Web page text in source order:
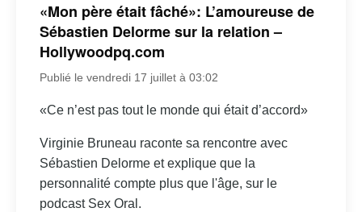
«Mon père était fâché»: L’amoureuse de
Sébastien Delorme sur la relation –
Hollywoodpq.com
Publié le vendredi 17 juillet à 03:02
«Ce n’est pas tout le monde qui était d’accord»
Virginie Bruneau raconte sa rencontre avec
Sébastien Delorme et explique que la
personnalité compte plus que l'âge, sur le
podcast Sex Oral.